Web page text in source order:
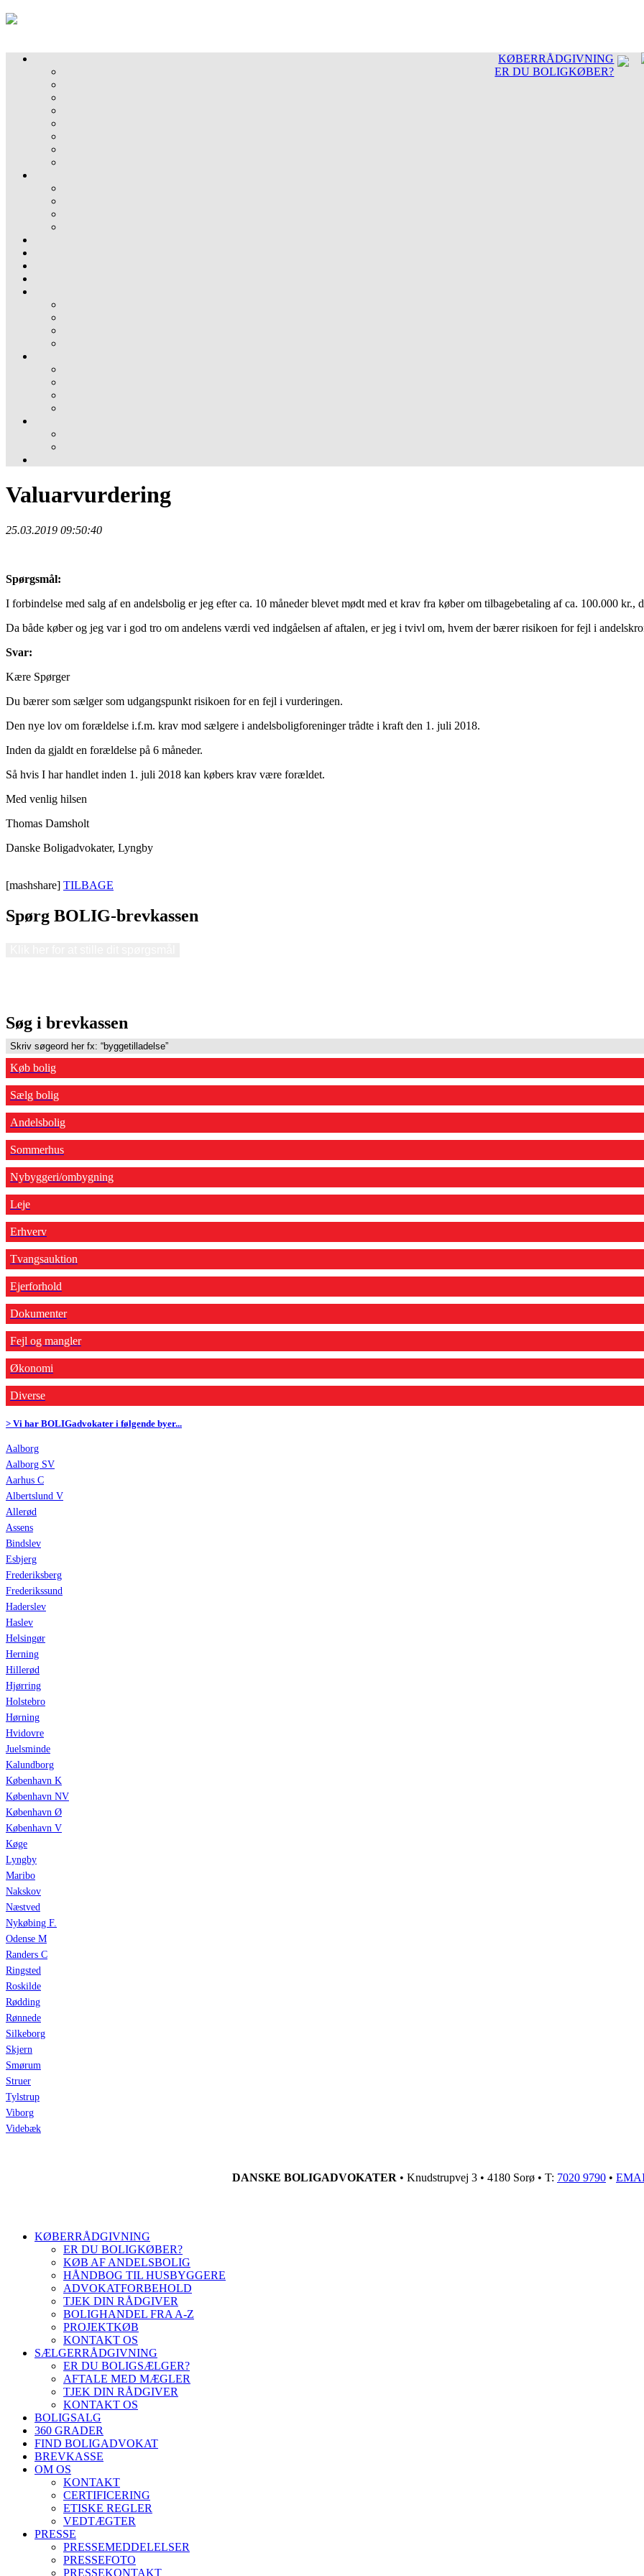
KØBERRÅDGIVNING
ER DU BOLIGKØBER?
Valuarvurdering
25.03.2019 09:50:40
Spørgsmål:
I forbindelse med salg af en andelsbolig er jeg efter ca. 10 måneder blevet mødt med et krav fra køber om tilbagebetaling af ca. 100.000
Da både køber og jeg var i god tro om andelens værdi ved indgåelsen af aftalen, er jeg i tvivl om, hvem der bærer risikoen for fejl i
Svar:
Kære Spørger
Du bærer som sælger som udgangspunkt risikoen for en fejl i vurderingen.
Den nye lov om forældelse i.f.m. krav mod sælgere i andelsboligforeninger trådte i kraft den 1. juli 2018.
Inden da gjaldt en forældelse på 6 måneder.
Så hvis I har handlet inden 1. juli 2018 kan købers krav være forældet.
Med venlig hilsen
Thomas Damsholt
Danske Boligadvokater, Lyngby
[mashshare] TILBAGE
Spørg BOLIG-brevkassen
Søg i brevkassen
Køb bolig
Sælg bolig
Andelsbolig
Sommerhus
Nybyggeri/ombygning
Leje
Erhverv
Tvangsauktion
Ejerforhold
Dokumenter
Fejl og mangler
Økonomi
Diverse
> Vi har BOLIGadvokater i følgende byer...
Aalborg
Aalborg SV
Aarhus C
Albertslund V
Allerød
Assens
Bindslev
Esbjerg
Frederiksberg
Frederikssund
Haderslev
Haslev
Helsingør
Herning
Hillerød
Hjørring
Holstebro
Hørning
Hvidovre
Juelsminde
Kalundborg
København K
København NV
København Ø
København V
Køge
Lyngby
Maribo
Nakskov
Næstved
Nykøbing F.
Odense M
Randers C
Ringsted
Roskilde
Rødding
Rønnede
Silkeborg
Skjern
Smørum
Struer
Tylstrup
Viborg
Videbæk
DANSKE BOLIGADVOKATER • Knudstrupvej 3 • 4180 Sorø • T: 7020 9790 •
KØBERRÅDGIVNING
ER DU BOLIGKØBER?
KØB AF ANDELSBOLIG
HÅNDBOG TIL HUSBYGGERE
ADVOKATFORBEHOLD
TJEK DIN RÅDGIVER
BOLIGHANDEL FRA A-Z
PROJEKTKØB
KONTAKT OS
SÆLGERRÅDGIVNING
ER DU BOLIGSÆLGER?
AFTALE MED MÆGLER
TJEK DIN RÅDGIVER
KONTAKT OS
BOLIGSALG
360 GRADER
FIND BOLIGADVOKAT
BREVKASSE
OM OS
KONTAKT
CERTIFICERING
ETISKE REGLER
VEDTÆGTER
PRESSE
PRESSEMEDDELELSER
PRESSEFOTO
PRESSEKONTAKT